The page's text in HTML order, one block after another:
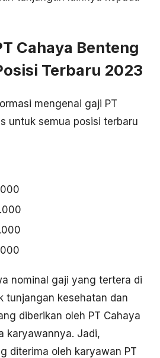
Cahaya Benteng
Terbaru 2023
mengenai gaji PT
untuk semua posisi terbaru
nominal gaji yang tertera di
tunjangan kesehatan dan
diberikan oleh PT Cahaya
karyawannya. Jadi,
diterima oleh karyawan PT